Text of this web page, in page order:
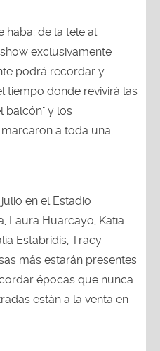
haba: de la tele al
exclusivamente
podrá recordar y
tiempo donde revivirá las
balcón" y los
a toda una
en el Estadio
Laura Huarcayo, Katia
Estabridis, Tracy
más estarán presentes
épocas que nunca
están a la venta en